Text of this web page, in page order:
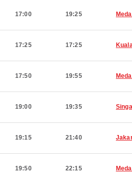
17:00 19:25
17:25 17:25
17:50 19:55
19:00 19:35
19:15 21:40
19:50 22:15